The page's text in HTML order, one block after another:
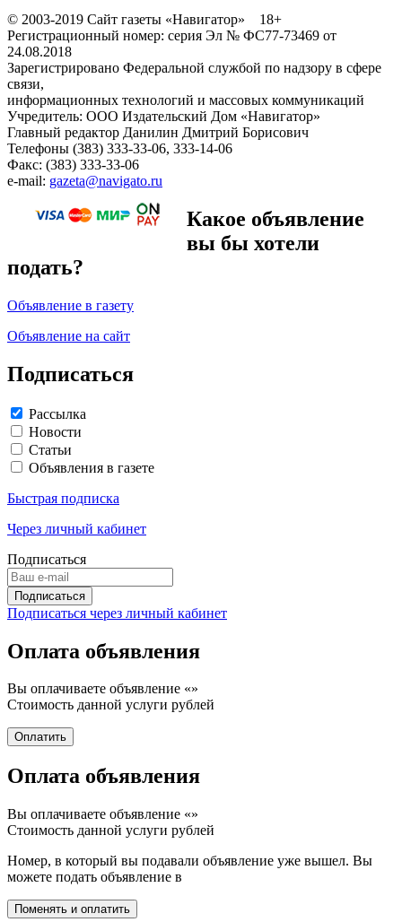
© 2003-2019 Сайт газеты «Навигатор» 18+
Регистрационный номер: серия Эл № ФС77-73469 от
24.08.2018
Зарегистрировано Федеральной службой по надзору в сфере
связи,
информационных технологий и массовых коммуникаций
Учредитель: ООО Издательский Дом «Навигатор»
Главный редактор Данилин Дмитрий Борисович
Телефоны (383) 333-33-06, 333-14-06
Факс: (383) 333-33-06
e-mail: gazeta@navigato.ru
Какое объявление
вы бы хотели
подать?
Объявление в газету
Объявление на сайт
Подписаться
Рассылка
Новости
Статьи
Объявления в газете
Быстрая подписка
Через личный кабинет
Подписаться
Подписаться через личный кабинет
Оплата объявления
Вы оплачиваете объявление «»
Стоимость данной услуги рублей
Оплата объявления
Вы оплачиваете объявление «»
Стоимость данной услуги рублей
Номер, в который вы подавали объявление уже вышел. Вы
можете подать объявление в